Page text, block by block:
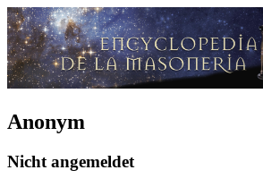
Anonym
Nicht angemeldet